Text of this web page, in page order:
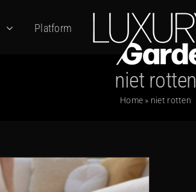
Platform
niet rotten
Home » niet rotten